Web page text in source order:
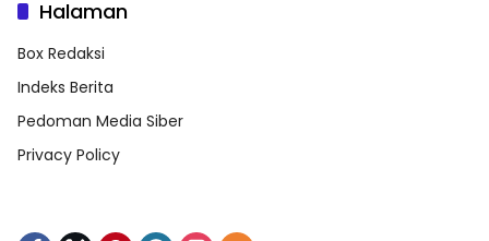
Halaman
Box Redaksi
Indeks Berita
Pedoman Media Siber
Privacy Policy